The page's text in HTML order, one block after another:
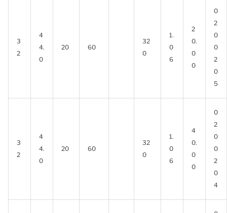
3
2
4
4.
0
20 60
32
0
1.
0
6
2
0.
0
0
0
2
0
0
2
0
5
3
2
4
4.
0
20 60
32
0
1.
0
6
4
0.
0
0
0
2
0
0
2
0
4